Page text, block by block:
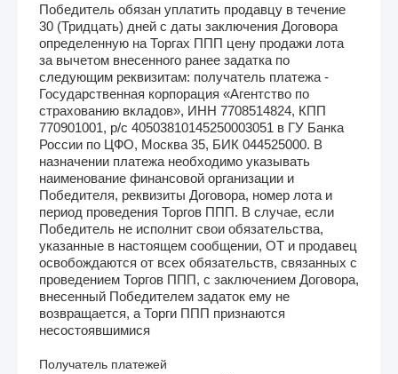
Победитель обязан уплатить продавцу в течение
30 (Тридцать) дней с даты заключения Договора
определенную на Торгах ППП цену продажи лота
за вычетом внесенного ранее задатка по
следующим реквизитам: получатель платежа -
Государственная корпорация «Агентство по
страхованию вкладов», ИНН 7708514824, КПП
770901001, р/с 40503810145250003051 в ГУ Банка
России по ЦФО, Москва 35, БИК 044525000. В
назначении платежа необходимо указывать
наименование финансовой организации и
Победителя, реквизиты Договора, номер лота и
период проведения Торгов ППП. В случае, если
Победитель не исполнит свои обязательства,
указанные в настоящем сообщении, ОТ и продавец
освобождаются от всех обязательств, связанных с
проведением Торгов ППП, с заключением Договора,
внесенный Победителем задаток ему не
возвращается, а Торги ППП признаются
несостоявшимися
Получатель платежей